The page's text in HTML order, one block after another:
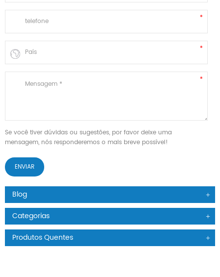
Se você tiver dúvidas ou sugestões, por favor deixe uma
mensagem, nós responderemos o mais breve possível!
Blog
Categorias
Produtos Quentes